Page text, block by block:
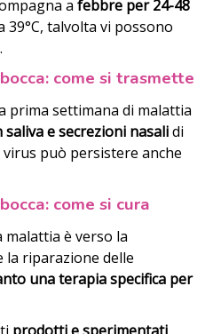
afebbre per 24-48
39°C, talvolta vi possono
.
come si trasmette
prima settimana di malattia
e secrezioni nasalidi
può persistere anche
come si cura
malattia è verso la
riparazione delle
una terapia specifica per